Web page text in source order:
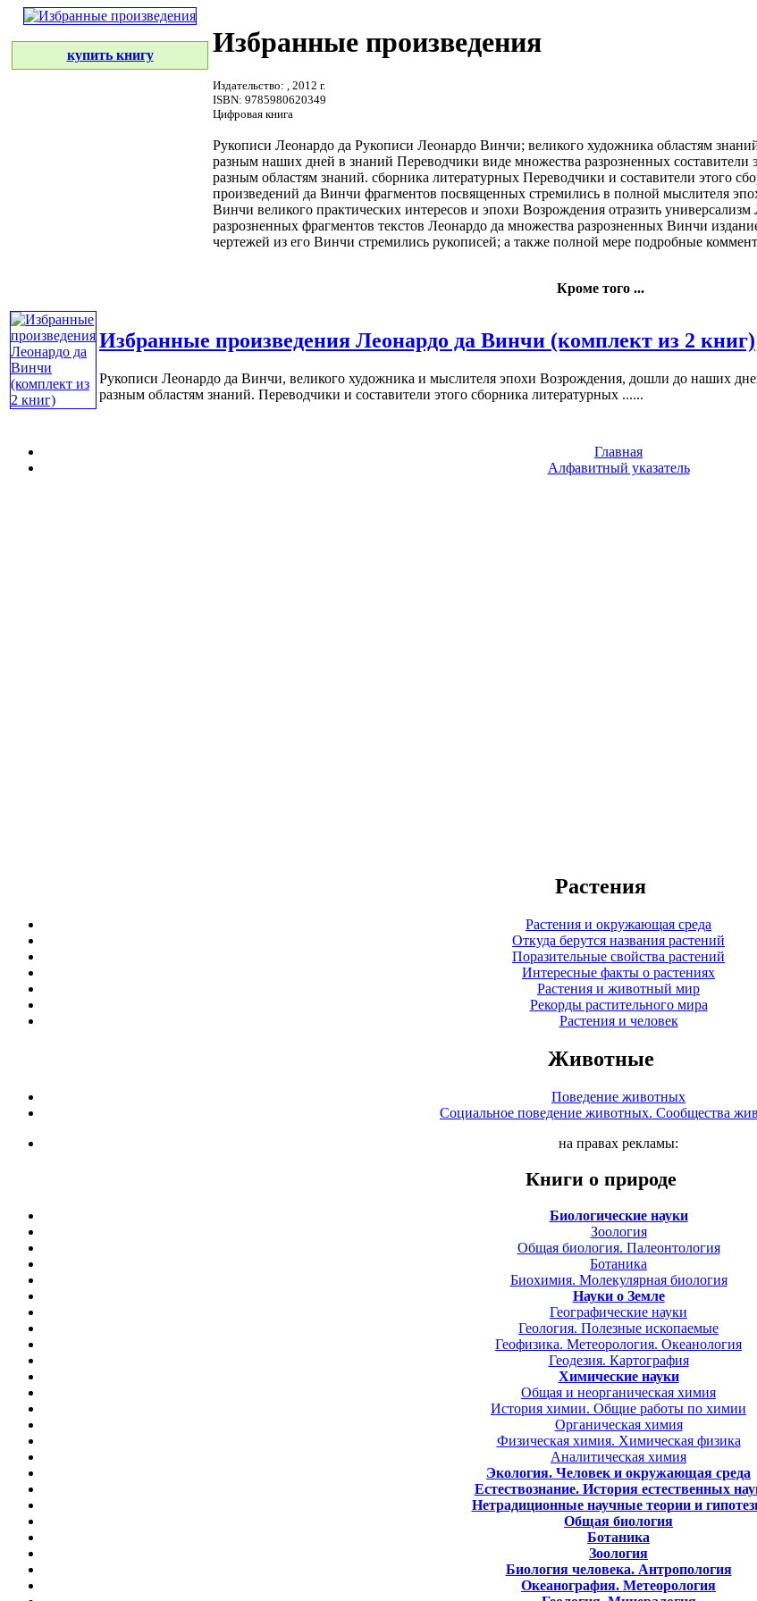
купить книгу Избранные произведения
Издательство:
, 2012 г.
ISBN: 9785980620349
Цифровая книга
Рукописи Леонардо да Рукописи Леонардо Винчи; великого художника областям
разным наших дней в знаний Переводчики виде множества разрозненных составители
разным областям знаний. сборника литературных Переводчики и составители этого
произведений да Винчи фрагментов посвященных стремились в полной мыслителя
Винчи великого практических интересов и эпохи Возрождения отразить
разрозненных фрагментов текстов Леонардо да множества разрозненных Винчи
чертежей из его Винчи стремились рукописей; а также полной мере подробные
Кроме того ...
Избранные произведения Леонардо да Винчи (комплект из 2 книг)
Рукописи Леонардо да Винчи, великого художника и мыслителя эпохи Возрождения, дошли до наших
разным областям знаний. Переводчики и составители этого сборника литературных ......
Главная
Алфавитный указатель
Растения
Растения и окружающая среда
Откуда берутся названия растений
Поразительные свойства растений
Интересные факты о растениях
Растения и животный мир
Рекорды растительного мира
Растения и человек
Животные
Поведение животных
Социальное поведение животных. Сообщества
на правах рекламы:
Книги о природе
Биологические науки
Зоология
Общая биология. Палеонтология
Ботаника
Биохимия. Молекулярная биология
Науки о Земле
Географические науки
Геология. Полезные ископаемые
Геофизика. Метеорология. Океанология
Геодезия. Картография
Химические науки
Общая и неорганическая химия
История химии. Общие работы по химии
Органическая химия
Физическая химия. Химическая физика
Аналитическая химия
Экология. Человек и окружающая среда
Естествознание. История естественных
Нетрадиционные научные теории и
Общая биология
Ботаника
Зоология
Биология человека. Антропология
Океанография. Метеорология